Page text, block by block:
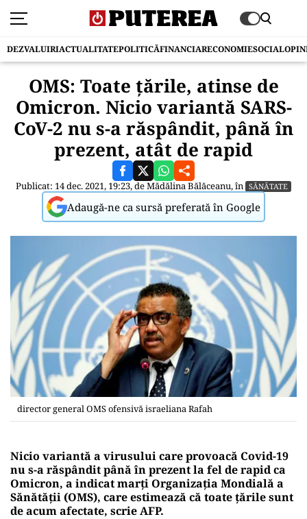
DEZVALUIRIACTUALITATEPOLITICĂFINANCIARECONOMIESOCIAL
OMS: Toate ţările, atinse de
Omicron. Nicio variantă SARS-
CoV-2 nu s-a răspândit, până în
prezent, atât de rapid
Publicat: 14 dec. 2021, 19:23, deMădălina Bălăceanu, în SĂNĂTATE
Adaugă-ne ca sursă preferată în Google
director general OMS ofensivă israeliana Rafah
Nicio variantă a virusului care provoacă Covid-19
nu s-a răspândit până în prezent la fel de rapid ca
Omicron, a indicat marţi Organizaţia Mondială a
Sănătăţii (OMS), care estimează că toate ţările sunt
de acum afectate, scrie AFP.